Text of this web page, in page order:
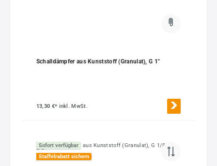
Schalldämpfer aus Kunststoff (Granulat), G 1"
13,30 €* inkl. MwSt.
Sofort verfügbar
Staffelrabatt sichern